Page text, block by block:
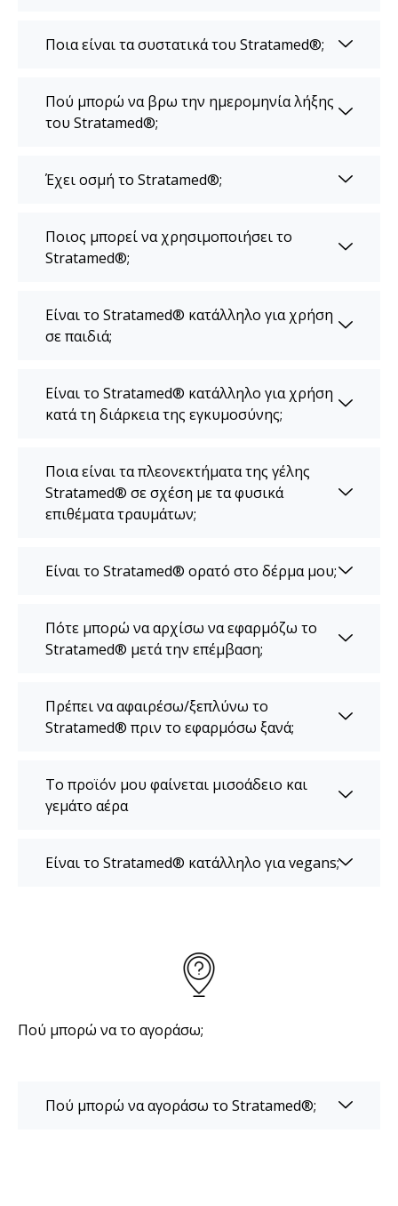
Ποια είναι τα συστατικά του Stratamed®;
Πού μπορώ να βρω την ημερομηνία λήξης
του Stratamed®;
Έχει οσμή το Stratamed®;
Ποιος μπορεί να χρησιμοποιήσει το
Stratamed®;
Είναι το Stratamed® κατάλληλο για χρήση
σε παιδιά;
Είναι το Stratamed® κατάλληλο για χρήση
κατά τη διάρκεια της εγκυμοσύνης;
Ποια είναι τα πλεονεκτήματα της γέλης
Stratamed® σε σχέση με τα φυσικά
επιθέματα τραυμάτων;
Είναι το Stratamed® ορατό στο δέρμα μου;
Πότε μπορώ να αρχίσω να εφαρμόζω το
Stratamed® μετά την επέμβαση;
Πρέπει να αφαιρέσω/ξεπλύνω το
Stratamed® πριν το εφαρμόσω ξανά;
Το προϊόν μου φαίνεται μισοάδειο και
γεμάτο αέρα
Είναι το Stratamed® κατάλληλο για vegans;
Πού μπορώ να το αγοράσω;
Πού μπορώ να αγοράσω το Stratamed®;